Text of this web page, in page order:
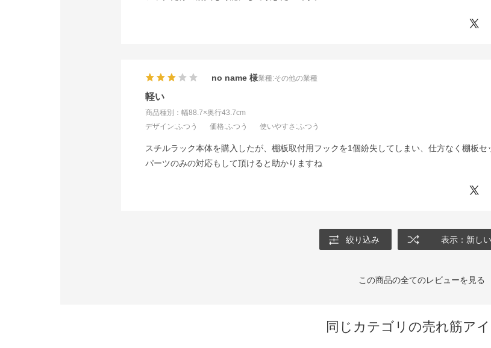
軽い
商品種別：幅88.7×奥行43.7cm
デザイン:ふつう 価格:ふつう 使いやすさ :ふつう
no name 業種:その他の業種
スチルラック本体を購入したが、棚板取付用フックを1個紛失してしまい、仕方なく棚板セ
パーツのみの対応もして頂けると助かりますね
絞り込み 表示：新し
この商品の全てのレビューを見る
同じカテゴリの売れ筋ア